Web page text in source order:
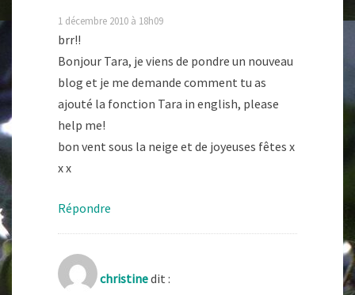
1 décembre 2010 à 18h09
brr!!
Bonjour Tara, je viens de pondre un nouveau
blog et je me demande comment tu as
ajouté la fonction Tara in english, please
help me!
bon vent sous la neige et de joyeuses fêtes x
x x
Répondre
christinedit :